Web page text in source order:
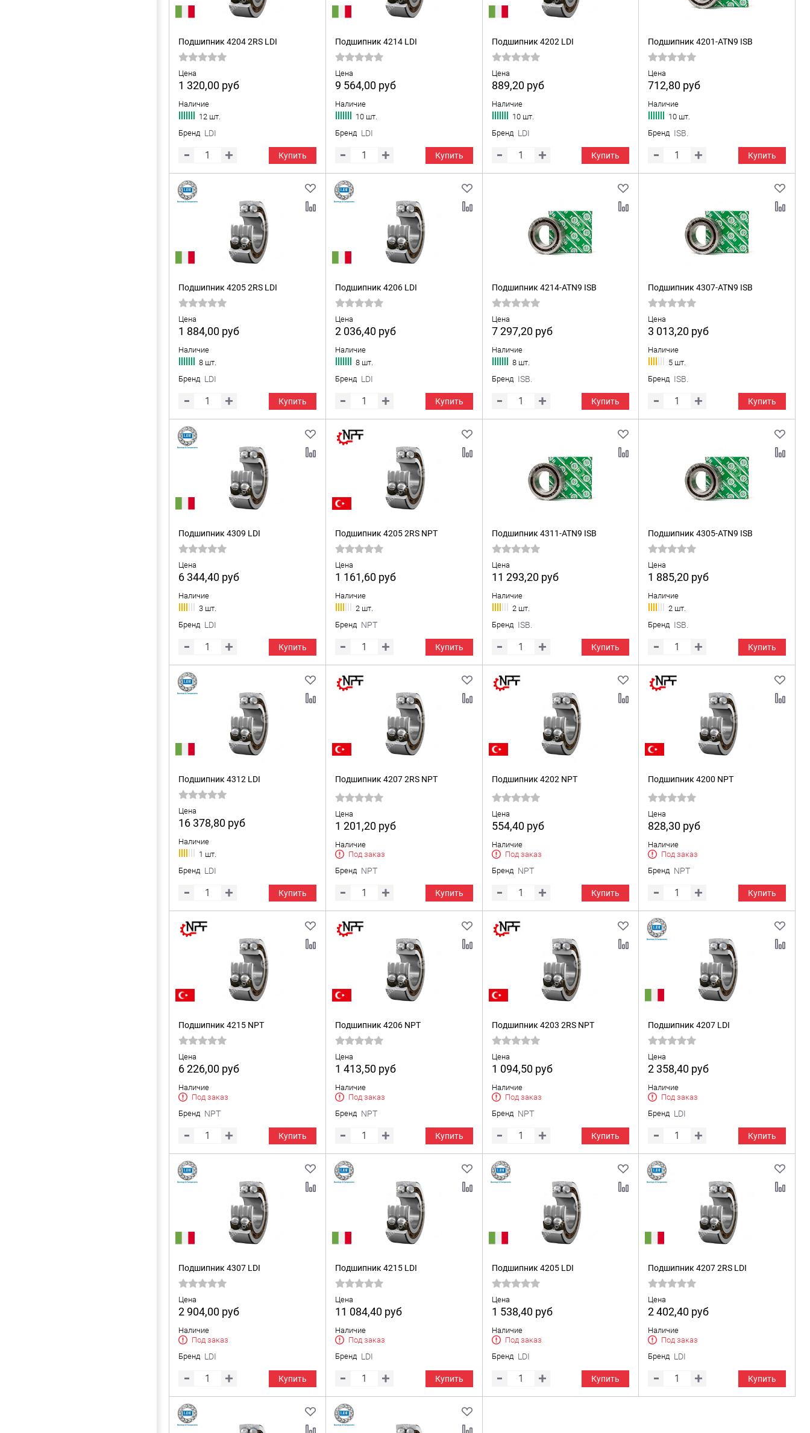
Подшипник 4204 2RS LDI
Цена
1 320,00 руб
Наличие
12 шт.
Бренд LDI
Купить
Подшипник 4214 LDI
Цена
9 564,00 руб
Наличие
10 шт.
Бренд LDI
Купить
Подшипник 4202 LDI
Цена
889,20 руб
Наличие
10 шт.
Бренд LDI
Купить
Подшипник 4201-ATN9 ISB
Цена
712,80 руб
Наличие
10 шт.
Бренд ISB.
Купить
Подшипник 4205 2RS LDI
Цена
1 884,00 руб
Наличие
8 шт.
Бренд LDI
Купить
Подшипник 4206 LDI
Цена
2 036,40 руб
Наличие
8 шт.
Бренд LDI
Купить
Подшипник 4214-ATN9 ISB
Цена
7 297,20 руб
Наличие
8 шт.
Бренд ISB.
Купить
Подшипник 4307-ATN9 ISB
Цена
3 013,20 руб
Наличие
5 шт.
Бренд ISB.
Купить
Подшипник 4309 LDI
Цена
6 344,40 руб
Наличие
3 шт.
Бренд LDI
Купить
Подшипник 4205 2RS NPT
Цена
1 161,60 руб
Наличие
2 шт.
Бренд NPT
Купить
Подшипник 4311-ATN9 ISB
Цена
11 293,20 руб
Наличие
2 шт.
Бренд ISB.
Купить
Подшипник 4305-ATN9 ISB
Цена
1 885,20 руб
Наличие
2 шт.
Бренд ISB.
Купить
Подшипник 4312 LDI
Цена
16 378,80 руб
Наличие
1 шт.
Бренд LDI
Купить
Подшипник 4207 2RS NPT
Цена
1 201,20 руб
Наличие
Под заказ
Бренд NPT
Купить
Подшипник 4202 NPT
Цена
554,40 руб
Наличие
Под заказ
Бренд NPT
Купить
Подшипник 4200 NPT
Цена
828,30 руб
Наличие
Под заказ
Бренд NPT
Купить
Подшипник 4215 NPT
Цена
6 226,00 руб
Наличие
Под заказ
Бренд NPT
Купить
Подшипник 4206 NPT
Цена
1 413,50 руб
Наличие
Под заказ
Бренд NPT
Купить
Подшипник 4203 2RS NPT
Цена
1 094,50 руб
Наличие
Под заказ
Бренд NPT
Купить
Подшипник 4207 LDI
Цена
2 358,40 руб
Наличие
Под заказ
Бренд LDI
Купить
Подшипник 4307 LDI
Цена
2 904,00 руб
Наличие
Под заказ
Бренд LDI
Купить
Подшипник 4215 LDI
Цена
11 084,40 руб
Наличие
Под заказ
Бренд LDI
Купить
Подшипник 4205 LDI
Цена
1 538,40 руб
Наличие
Под заказ
Бренд LDI
Купить
Подшипник 4207 2RS LDI
Цена
2 402,40 руб
Наличие
Под заказ
Бренд LDI
Купить